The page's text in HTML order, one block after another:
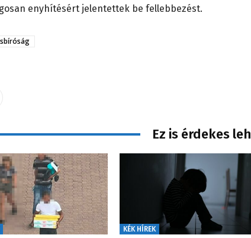
enyhítésért jelentettek be fellebbezést.
Ez is érdekes
KÉK HÍREK